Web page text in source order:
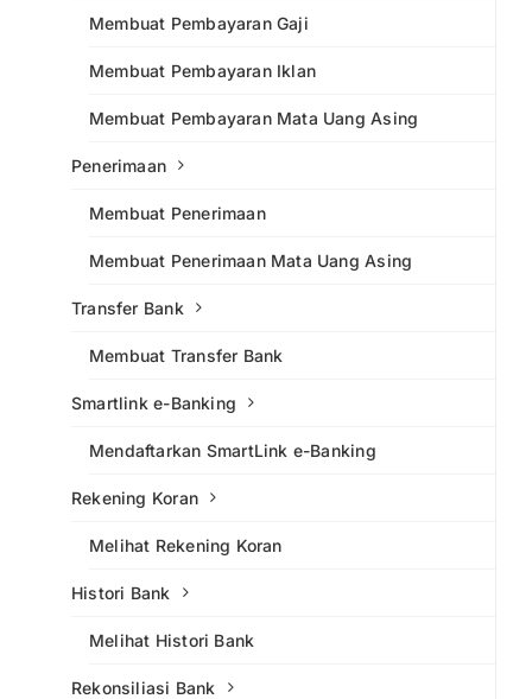
Membuat Pembayaran Gaji
Membuat Pembayaran Iklan
Membuat Pembayaran Mata Uang Asing
Penerimaan
Membuat Penerimaan
Membuat Penerimaan Mata Uang Asing
Transfer Bank
Membuat Transfer Bank
Smartlink e-Banking
Mendaftarkan SmartLink e-Banking
Rekening Koran
Melihat Rekening Koran
Histori Bank
Melihat Histori Bank
Rekonsiliasi Bank